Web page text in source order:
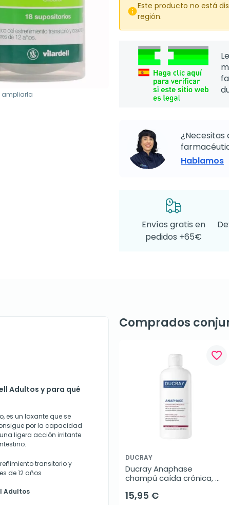
ampliarla

Este producto no está
región.
¿Necesitas
Hablamos
Envíos gratis en
pedidos +65€
Adultos y para qué
es un laxante que se
por la capacidad
ligera acción irritante
transitorio y
de 12 años
Adultos
Comprados
favorite_border
DUCRAY
Ducray Anaphase
champú caída crónica,
15,95 €